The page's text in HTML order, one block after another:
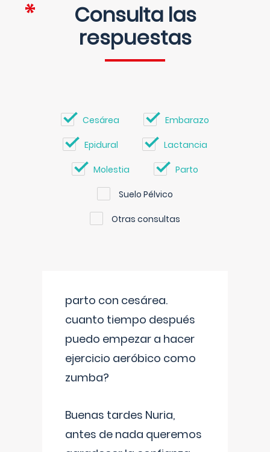
Consulta las
respuestas
Cesárea Embarazo
Epidural Lactancia
Molestia Parto
Suelo Pélvico
Otras consultas
parto con cesárea.
cuanto tiempo después
puedo empezar a hacer
ejercicio aeróbico como
zumba?
Buenas tardes Nuria,
antes de nada queremos